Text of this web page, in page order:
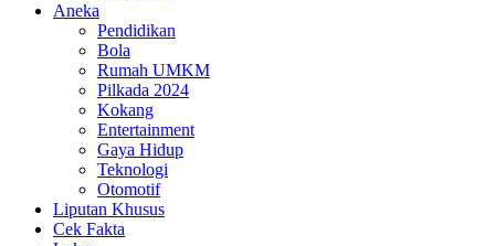
Aneka
Pendidikan
Bola
Rumah UMKM
Pilkada 2024
Kokang
Entertainment
Gaya Hidup
Teknologi
Otomotif
Liputan Khusus
Cek Fakta